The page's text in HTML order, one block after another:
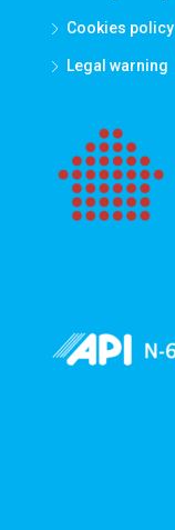
Cookies policy
Legal warning